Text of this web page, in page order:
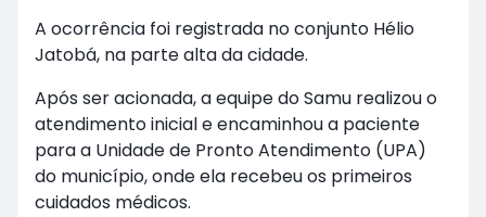
A ocorrência foi registrada no conjunto Hélio
Jatobá, na parte alta da cidade.
Após ser acionada, a equipe do Samu realizou o
atendimento inicial e encaminhou a paciente
para a Unidade de Pronto Atendimento (UPA)
do município, onde ela recebeu os primeiros
cuidados médicos.